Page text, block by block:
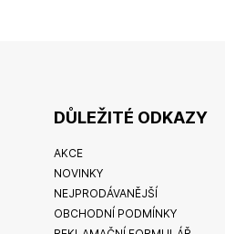
DŮLEŽITÉ ODKAZY
AKCE
NOVINKY
NEJPRODÁVANĚJŠÍ
OBCHODNÍ PODMÍNKY